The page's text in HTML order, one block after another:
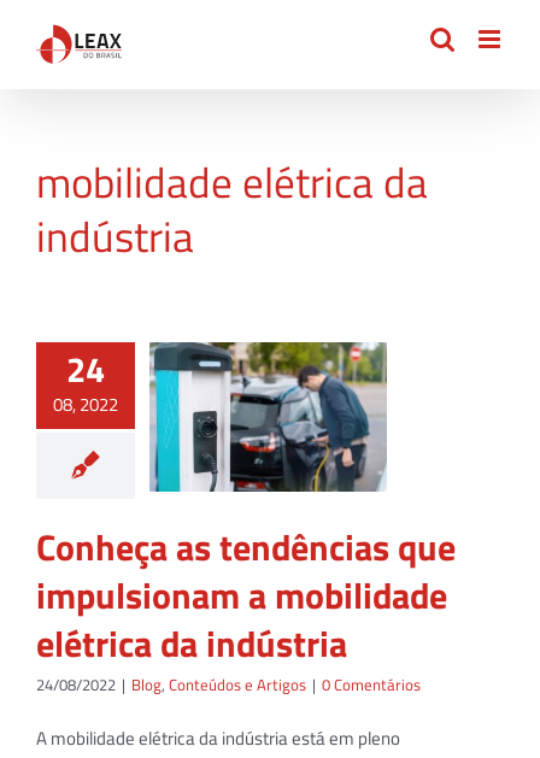
mobilidade elétrica da
indústria
24
08, 2022
Conheça as tendências que
impulsionam a mobilidade
elétrica da indústria
24/08/2022 | Blog, Conteúdos e Artigos | 0 Comentários
A mobilidade elétrica da indústria está em pleno